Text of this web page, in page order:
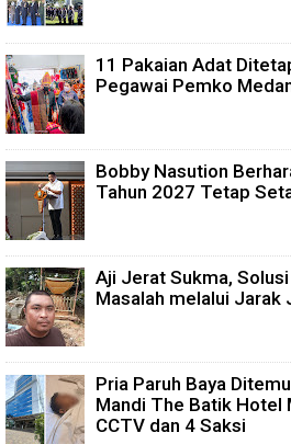
11 Pakaian Adat
Pegawai Pemko
Bobby Nasution
Tahun 2027 Tetap
Aji Jerat Sukma,
Masalah melalui Jarak
Pria Paruh Baya
Mandi The Batik Hotel
CCTV dan 4 Saksi